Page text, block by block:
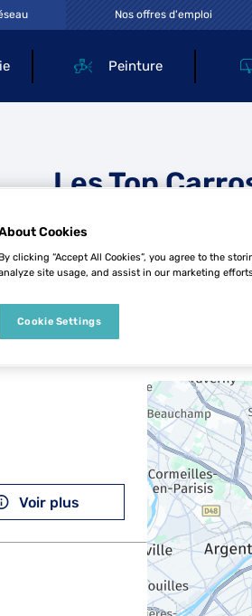
Peinture
Nos offres d'emploi
Les Top
6 Top
Voir plus
Cookies
By clicking “Accept All Cookies”, you agree to the
site usage, and assist in our marketing
Cookie Settings